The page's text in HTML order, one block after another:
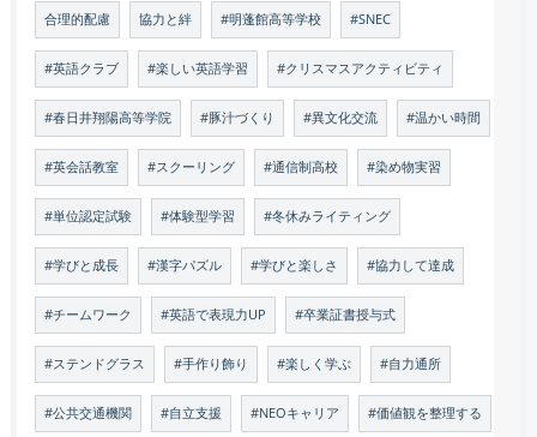
合理的配慮 協力と絆 #明蓬館高等学校 #SNEC
#英語クラブ #楽しい英語学習 #クリスマスアクティビティ
#春日井翔陽高等学院 #豚汁づくり #異文化交流 #温かい時間
#英会話教室 #スクーリング #通信制高校 #染め物実習
#単位認定試験 #体験型学習 #冬休みライティング
#学びと成長 #漢字パズル #学びと楽しさ #協力して達成
#チームワーク #英語で表現力UP #卒業証書授与式
#ステンドグラス #手作り飾り #楽しく学ぶ #自力通所
#公共交通機関 #自立支援 #NEOキャリア #価値観を整理する